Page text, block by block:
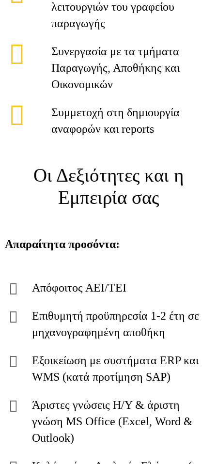
λειτουργιών του γραφείου
παραγωγής
Συνεργασία με τα τμήματα
Παραγωγής, Αποθήκης και
Οικονομικών
Συμμετοχή στη δημιουργία
αναφορών και reports
Οι Δεξιότητες και η
Εμπειρία σας
Απαραίτητα προσόντα:
Απόφοιτος ΑΕΙ/ΤΕΙ
Επιθυμητή προϋπηρεσία 1-2 έτη σε
μηχανογραφημένη αποθήκη
Εξοικείωση με συστήματα ERP και
WMS (κατά προτίμηση SAP)
Άριστες γνώσεις Η/Υ & άριστη
γνώση MS Office (Excel, Word &
Outlook)